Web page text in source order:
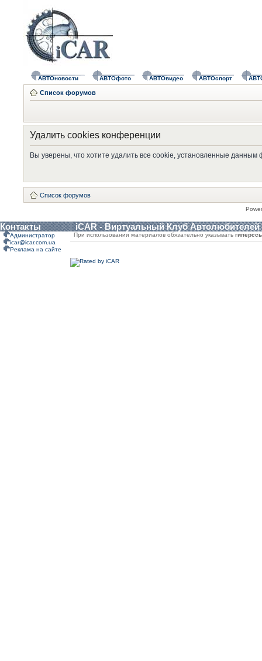
АВТОновости АВТОфото АВТОвидео АВТОспорт
Список форумов
Удалить cookies конференции
Вы уверены, что хотите удалить все cookie, установленные
Список форумов
Контакты iCAR - Виртуальный Клуб Автолюбителей
Администратор
icar@icar.com.ua
Реклама на сайте
При использовании материалов обязательно указывать